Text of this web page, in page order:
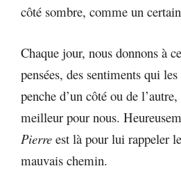
côté sombre, comme un
Chaque jour, nous donnons à
pensées, des sentiments qui
penche d’un côté ou de
meilleur pour nous.
Pierre est là pour lui rappeler
mauvais chemin.